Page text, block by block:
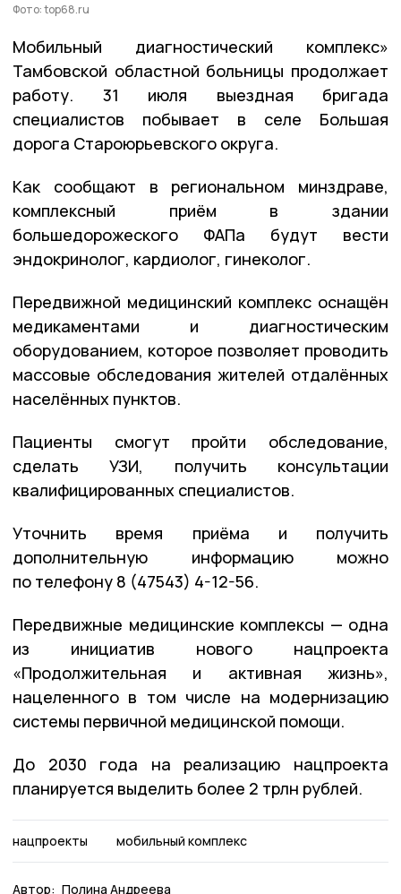
Фото: top68.ru
Мобильный диагностический комплекс»
Тамбовской областной больницы продолжает
работу. 31 июля выездная бригада
специалистов побывает в селе Большая
дорога Староюрьевского округа.
Как сообщают в региональном минздраве,
комплексный приём в здании
большедорожеского ФАПа будут вести
эндокринолог, кардиолог, гинеколог.
Передвижной медицинский комплекс оснащён
медикаментами и диагностическим
оборудованием, которое позволяет проводить
массовые обследования жителей отдалённых
населённых пунктов.
Пациенты смогут пройти обследование,
сделать УЗИ, получить консультации
квалифицированных специалистов.
Уточнить время приёма и получить
дополнительную информацию можно
по телефону 8 (47543) 4-12-56.
Передвижные медицинские комплексы — одна
из инициатив нового нацпроекта
«Продолжительная и активная жизнь»,
нацеленного в том числе на модернизацию
системы первичной медицинской помощи.
До 2030 года на реализацию нацпроекта
планируется выделить более 2 трлн рублей.
нацпроекты мобильный комплекс
Автор: Полина Андреева